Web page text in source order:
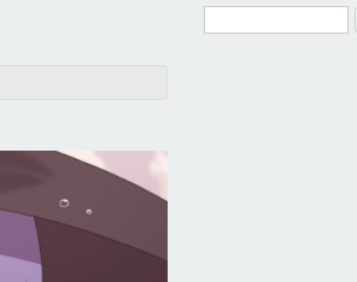
Form di ricerca